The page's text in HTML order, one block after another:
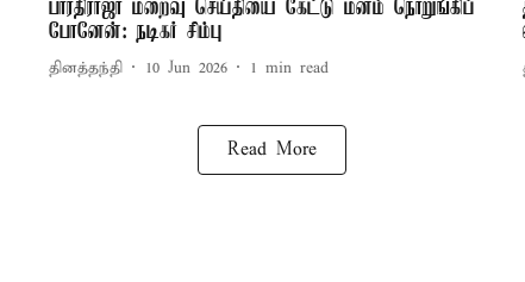
பாரதிராஜா மறைவு செய்தியை கேட்டு மனம் நொறுங்கிப்
போனேன்: நடிகர் சிம்பு
தினத்தந்தி 10 Jun 2026 1 min read
Read More